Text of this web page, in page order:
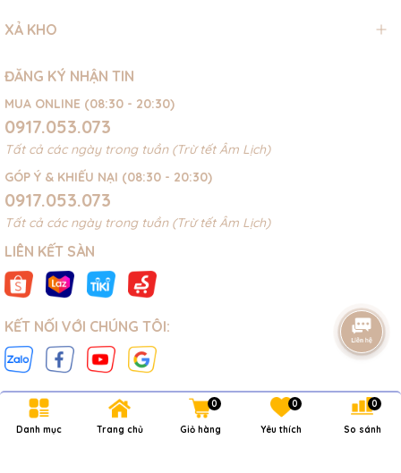
XẢ KHO
ĐĂNG KÝ NHẬN TIN
MUA ONLINE (08:30 - 20:30)
0917.053.073
Tất cả các ngày trong tuần (Trừ tết Âm Lịch)
GÓP Ý & KHIẾU NẠI (08:30 - 20:30)
0917.053.073
Tất cả các ngày trong tuần (Trừ tết Âm Lịch)
LIÊN KẾT SÀN
KẾT NỐI VỚI CHÚNG TÔI:
Bản quyền thuộc về NOVAKIDS
Danh mục Trang chủ Giỏ hàng
0
Yêu thích
0
So sánh
0